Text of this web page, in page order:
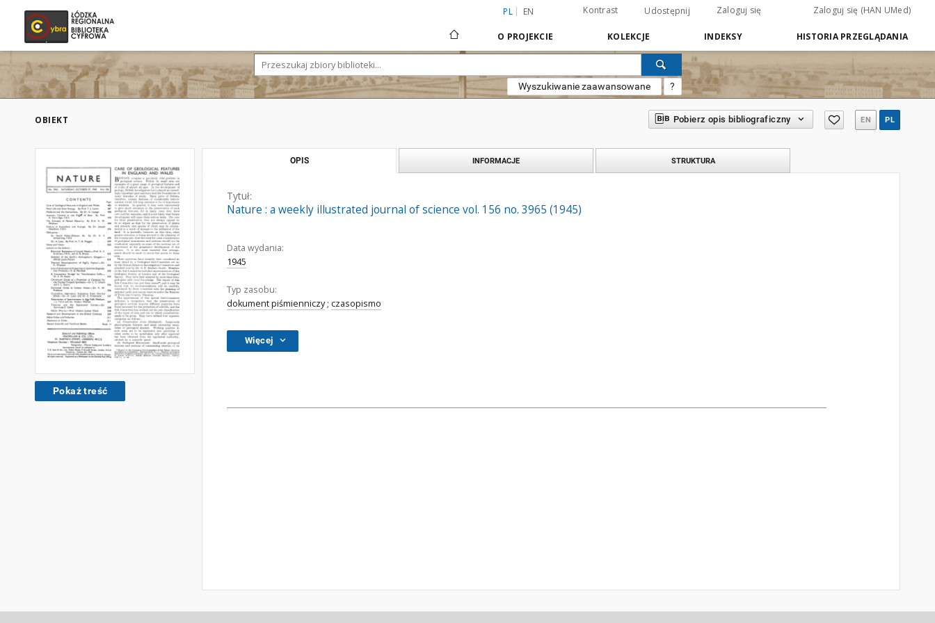
PL EN Kontrast Udostępnij Zaloguj się Zaloguj się (HAN UMed)
O PROJEKCIE KOLEKCJE INDEKSY HISTORIA PRZEGLĄDANIA
Wyszukiwanie zaawansowane ?
OBIEKT Pobierz opis bibliograficzny EN PL
Pokaż treść
OPIS INFORMACJE STRUKTURA
Tytuł:
Nature : a weekly illustrated journal of science vol. 156 no. 3965 (1945)
Data wydania:
1945
Typ zasobu:
dokument piśmienniczy; czasopismo
Więcej